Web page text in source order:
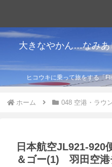
大きなやかん…なみあ
ヒコウキに乗って旅をする「
ホーム 048 空港・ラウ
日本航空JL921-
＆ゴー(1) 羽田空港